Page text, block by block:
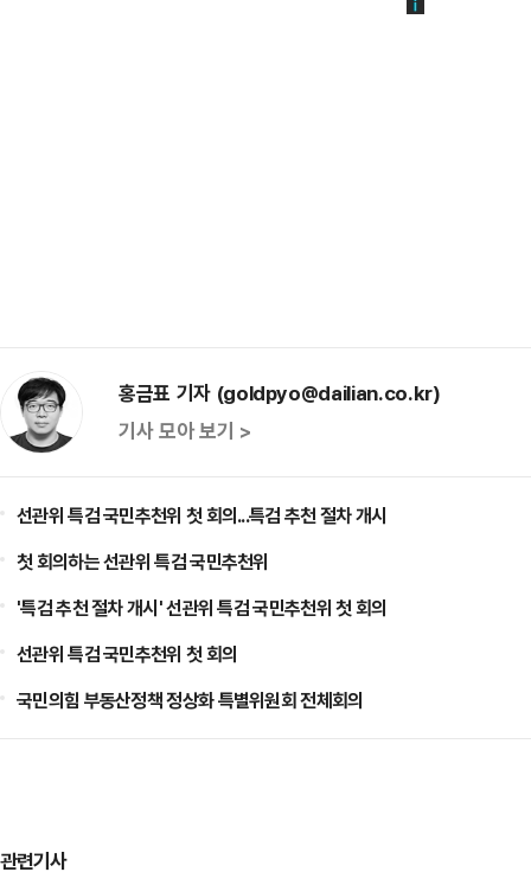
홍금표 기자 (goldpyo@dailian.co.kr)
기사 모아 보기 >
선관위 특검 국민추천위 첫 회의...특검 추천 절차 개시
첫 회의하는 선관위 특검 국민추천위
'특검 추천 절차 개시' 선관위 특검 국민추천위 첫 회의
선관위 특검 국민추천위 첫 회의
국민의힘 부동산정책 정상화 특별위원회 전체회의
관련기사